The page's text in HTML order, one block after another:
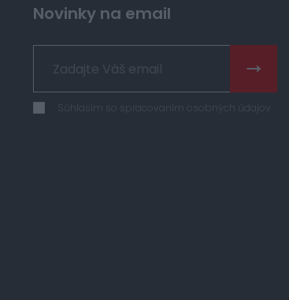
Novinky na email
Súhlasím so spracovaním osobných údajov